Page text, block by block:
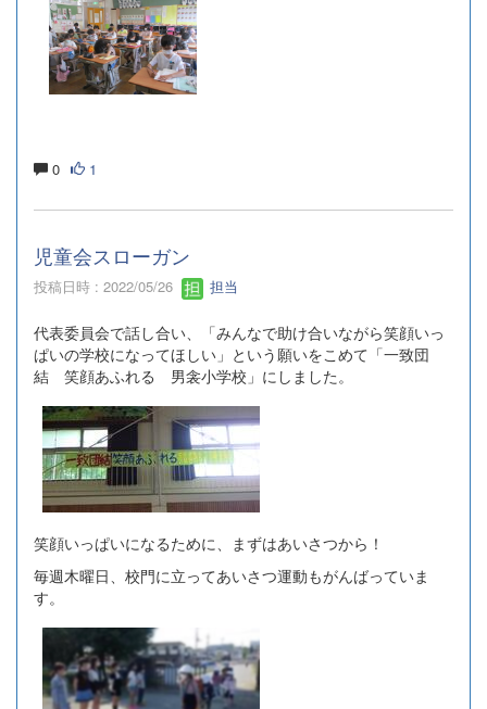
0 1
児童会スローガン
投稿日時 : 2022/05/26 担当
代表委員会で話し合い、「みんなで助け合いながら笑顔いっ
ぱいの学校になってほしい」という願いをこめて「一致団
結 笑顔あふれる 男衾小学校」にしました。
笑顔いっぱいになるために、まずはあいさつから！
毎週木曜日、校門に立ってあいさつ運動もがんばっていま
す。